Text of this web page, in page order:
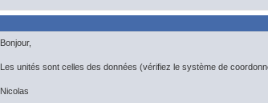
Bonjour,
Les unités sont celles des données (vérifiez le système de
Nicolas